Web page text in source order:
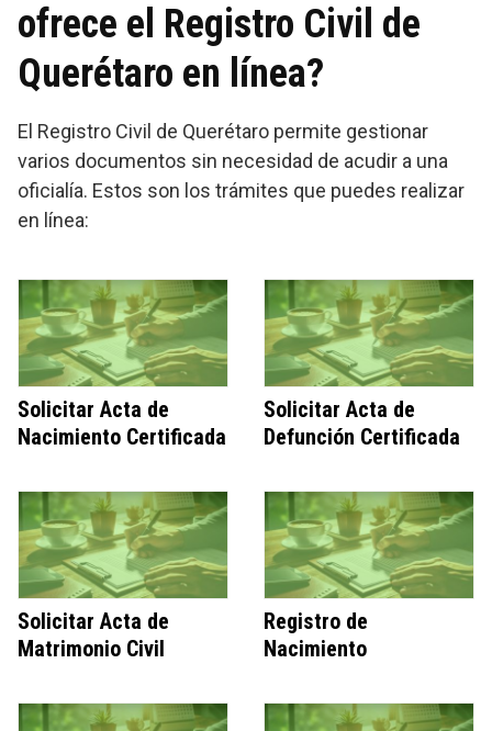
ofrece el Registro Civil de
Querétaro en línea?
El Registro Civil de Querétaro permite gestionar
varios documentos sin necesidad de acudir a una
oficialía. Estos son los trámites que puedes realizar
en línea:
Solicitar Acta de
Nacimiento Certificada
Solicitar Acta de
Defunción Certificada
Solicitar Acta de
Matrimonio Civil
Registro de
Nacimiento